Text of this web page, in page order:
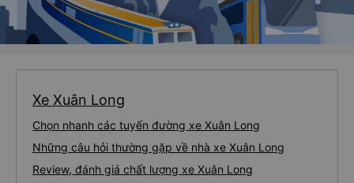
Xe Xuân Long
Chọn nhanh các tuyến đường xe Xuân Long
Những câu hỏi thường gặp về nhà xe Xuân Long
Review, đánh giá chất lượng xe Xuân Long